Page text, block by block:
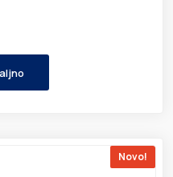
Novo!